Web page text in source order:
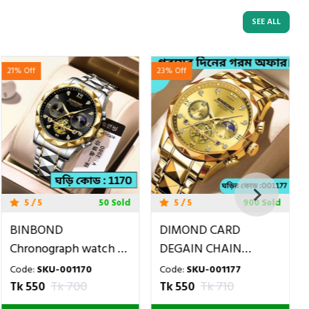
SEE ALL
21% Off
5 / 5 50 Sold
BINBOND
Chronograph watch -
Toton ar Dial Black
COLOUR WATCH FOR
MAN
Code:SKU-001170
Tk 550 Tk 700
23% Off
5 / 5 900 Sold
DIMOND CARD
DEGAIN CHAIN
BINBOND
CHORNOGRAF FULL
GOLDEN COLOUR
Code:SKU-001177
Tk 550 Tk 710